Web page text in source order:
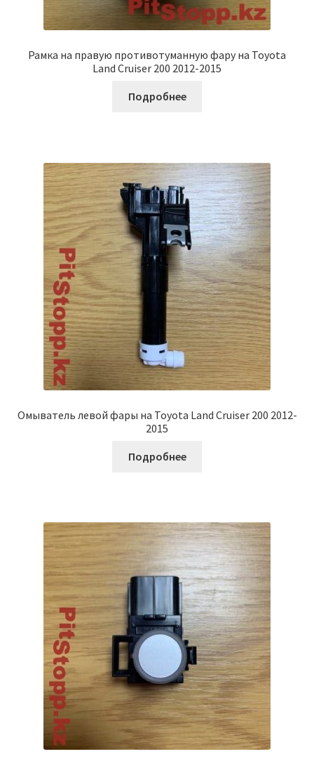
Рамка на правую противотуманную фару на Toyota
Land Cruiser 200 2012-2015
Подробнее
Омыватель левой фары на Toyota Land Cruiser 200 2012-
2015
Подробнее